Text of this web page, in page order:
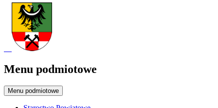
Menu podmiotowe
Menu podmiotowe